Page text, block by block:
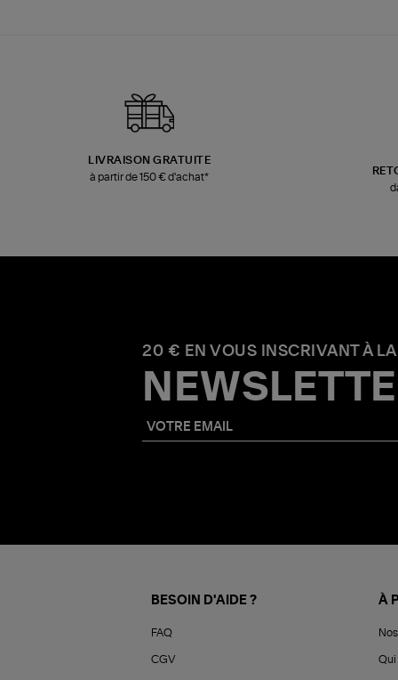
LIVRAISON GRATUITE
à partir de 150 € d'achat*
20 € EN VOUS INSCRIVANT À LA
BESOIN D'AIDE ?
FAQ
CGV
À
Qui